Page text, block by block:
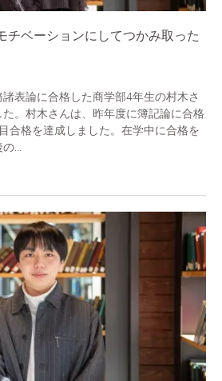
チベーションにしてつかみ取った
表論に合格した商学部4年生の村木さ
。村木さんは、昨年度に簿記論に合格
合格を達成しました。在学中に合格を
...